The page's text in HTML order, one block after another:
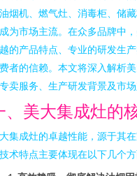
烟机、燃气灶、消毒柜、储
为市场主流。在众多品牌中
的产品特点、专业的研发生
者的信赖。本文将深入解析
卖服务、生产研发背景及市场
、美大集成灶的
集成灶的卓越性能，源于其
术特点主要体现在以下几个方